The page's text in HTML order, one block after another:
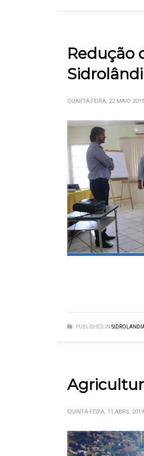
Redução
QUARTA-FEIRA, 22 MAIO 2019
PUBLISHED IN
QUINTA-FEIRA, 11 ABRIL 2019